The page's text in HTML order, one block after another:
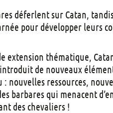
s
déferlent sur Catan,
pour développer leurs
extension thématique,
de nouveaux
nouvelles ressources,
barbares qui menacent
des chevaliers !